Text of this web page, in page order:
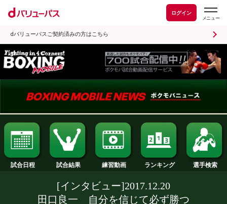
ログイン
dバリューパスご契約済みの方はこちら
試合日程 試合結果 練習動画 ランキング